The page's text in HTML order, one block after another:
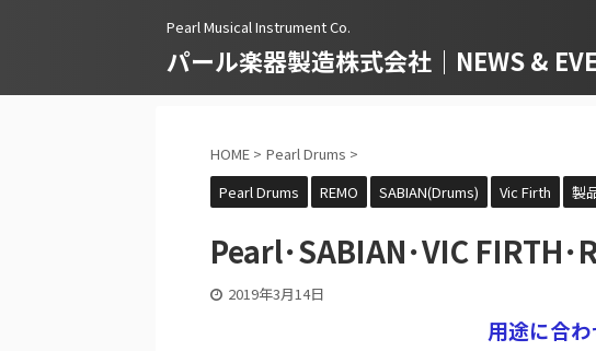
Pearl Musical Instrument Co.
パール楽器製造株式会社｜NEWS &
HOME > Pearl Drums >
Pearl Drums
REMO SABIAN(Drums) Vic Firth 製
Pearl･SABIAN･VIC FIRTH･
2019年3月14日
用途に合